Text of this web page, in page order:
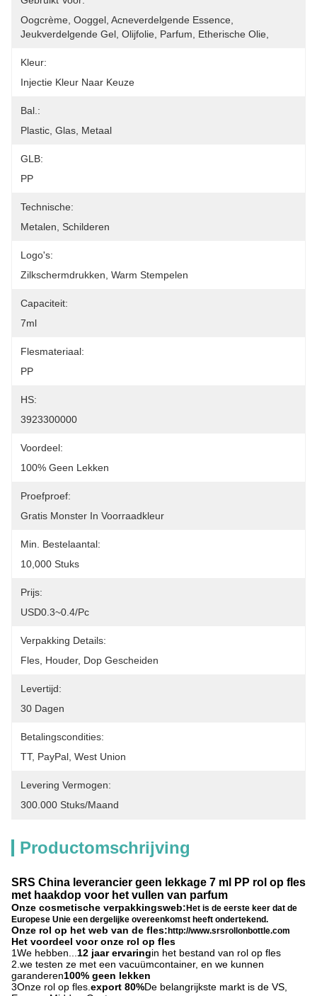
Oogcrème, Ooggel, Acneverdelgende Essence,
Jeukverdelgende Gel, Olijfolie, Parfum, Etherische Olie,
Kleur:
Injectie Kleur Naar Keuze
Bal.:
Plastic, Glas, Metaal
GLB:
PP
Technische:
Metalen, Schilderen
Logo's:
Zilkschermdrukken, Warm Stempelen
Capaciteit:
7ml
Flesmateriaal:
PP
HS:
3923300000
Voordeel:
100% Geen Lekken
Proefproef:
Gratis Monster In Voorraadkleur
Min. Bestelaantal:
10,000 Stuks
Prijs:
USD0.3~0.4/pc
Verpakking Details:
Fles, Houder, Dop Gescheiden
Levertijd:
30 Dagen
Betalingscondities:
TT, PayPal, West Union
Levering Vermogen:
300.000 Stuks/maand
Productomschrijving
SRS China leverancier geen lekkage 7 ml PP rol op fles
met haakdop voor het vullen van parfum
Onze cosmetische verpakkingsweb: Het is de eerste keer dat de
Europese Unie een dergelijke overeenkomst heeft ondertekend.
Onze rol op het web van de fles: http://www.srsrollonbottle.com
Het voordeel voor onze rol op fles
1We hebben... 12 jaar ervaringin het bestand van rol op fles
2.we testen ze met een vacuümcontainer, en we kunnen
garanderen100% geen lekken
3Onze rol op fles. export 80%De belangrijkste markt is de VS,